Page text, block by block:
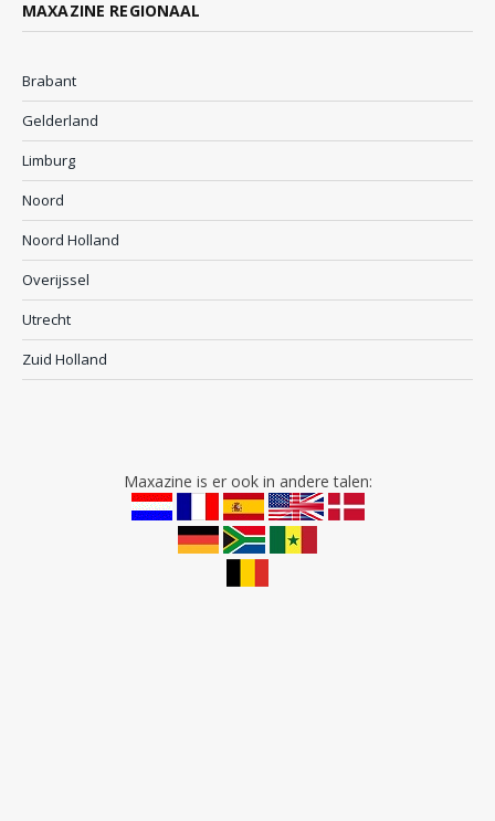
MAXAZINE REGIONAAL
Brabant
Gelderland
Limburg
Noord
Noord Holland
Overijssel
Utrecht
Zuid Holland
Maxazine is er ook in andere talen: